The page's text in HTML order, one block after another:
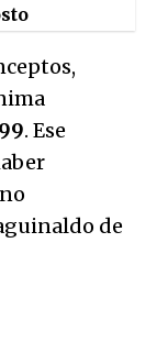
. Ese
de